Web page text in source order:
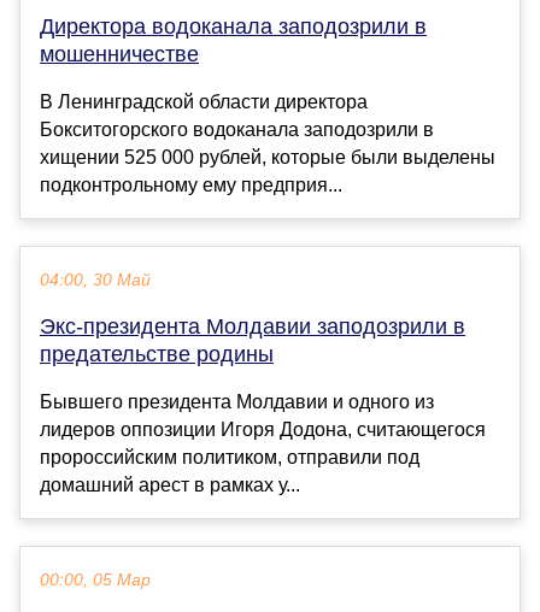
Директора водоканала заподозрили в
мошенничестве
В Ленинградской области директора
Бокситогорского водоканала заподозрили в
хищении 525 000 рублей, которые были выделены
подконтрольному ему предприя...
04:00, 30 Май
Экс-президента Молдавии заподозрили в
предательстве родины
Бывшего президента Молдавии и одного из
лидеров оппозиции Игоря Додона, считающегося
пророссийским политиком, отправили под
домашний арест в рамках у...
00:00, 05 Мар